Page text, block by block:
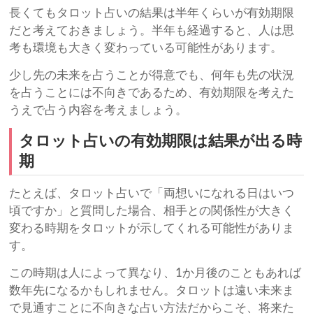
長くてもタロット占いの結果は半年くらいが有効期限
だと考えておきましょう。半年も経過すると、人は思
考も環境も大きく変わっている可能性があります。
少し先の未来を占うことが得意でも、何年も先の状況
を占うことには不向きであるため、有効期限を考えた
うえで占う内容を考えましょう。
タロット占いの有効期限は結果が出る時
期
たとえば、タロット占いで「両想いになれる日はいつ
頃ですか」と質問した場合、相手との関係性が大きく
変わる時期をタロットが示してくれる可能性がありま
す。
この時期は人によって異なり、1か月後のこともあれば
数年先になるかもしれません。タロットは遠い未来ま
で見通すことに不向きな占い方法だからこそ、将来た